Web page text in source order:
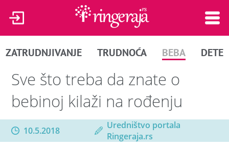
ZATRUDNJIVANJE TRUDNOĆA BEBA DETE
Sve što treba da znate o
bebinoj kilaži na rođenju
10.5.2018
Uredništvo portala
Ringeraja.rs